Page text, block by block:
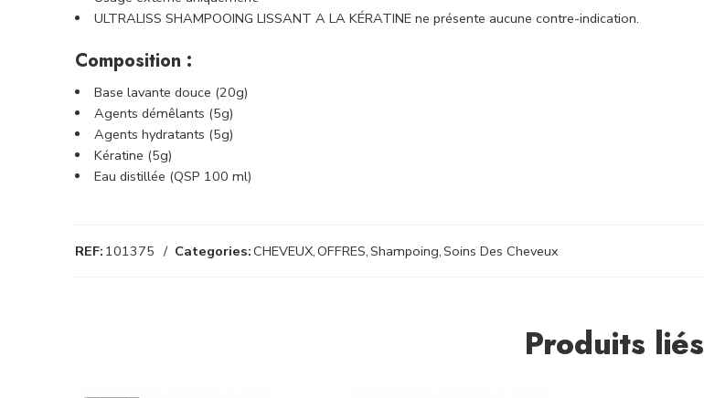
ULTRALISS SHAMPOOING LISSANT A LA KÉRATINE ne présente aucune contre-indication.
Composition :
Base lavante douce (20g)
Agents démêlants (5g)
Agents hydratants (5g)
Kératine (5g)
Eau distillée (QSP 100 ml)
REF: 101375 Categories:CHEVEUX,OFFRES,Shampoing,Soins Des Cheveux
Produits liés